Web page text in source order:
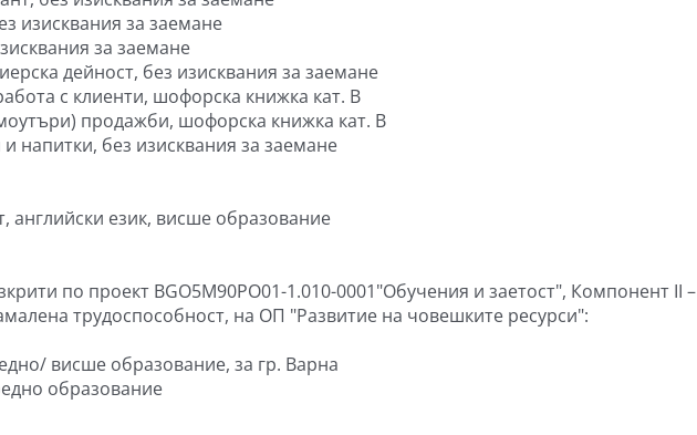
изисквания за заемане
за заемане
дейност, без изисквания за заемане
с клиенти, шофорска книжка кат. B
продажби, шофорска книжка кат. B
и напитки, без изисквания за заемане
английски език, висше образование
по проект BGО5М90PО01-1.010-0001"Обучения и заетост", Компонент II –
трудоспособност, на ОП "Развитие на човешките ресурси":
висше образование, за гр. Варна
образование